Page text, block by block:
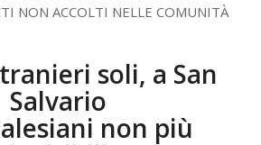
NON ACCOLTI NELLE COMUNITÀ
soli, a San
Salvario
non più